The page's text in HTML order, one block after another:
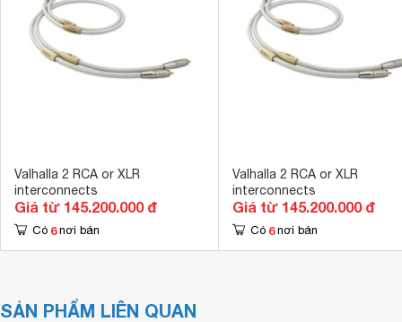
Valhalla 2 RCA or XLR
interconnects
Giá từ 145.200.000 đ
Có 6 nơi bán
Valhalla 2 RCA or XLR
interconnects
Giá từ 145.200.000 đ
Có 6 nơi bán
SẢN PHẨM LIÊN QUAN